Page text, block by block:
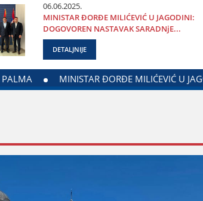
06.06.2025.
MINISTAR ĐORĐE MILIĆEVIĆ U ЈAGODINI:
DOGOVOREN NASTAVAK SARADNjE...
DETALJNIJE
ZA ODNOSE SA DIЈASPOROM